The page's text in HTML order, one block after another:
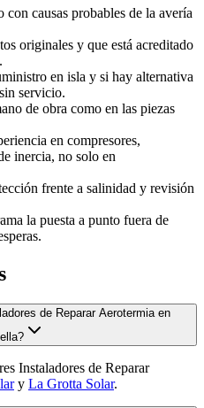
causas probables de la avería
originales y que está acreditado
en isla y si hay alternativa
servicio.
de obra como en las piezas
en compresores,
inercia, no solo en
frente a salinidad y revisión
la puesta a punto fuera de
de Reparar Aerotermia en
Instaladores de Reparar
y La Grotta Solar.